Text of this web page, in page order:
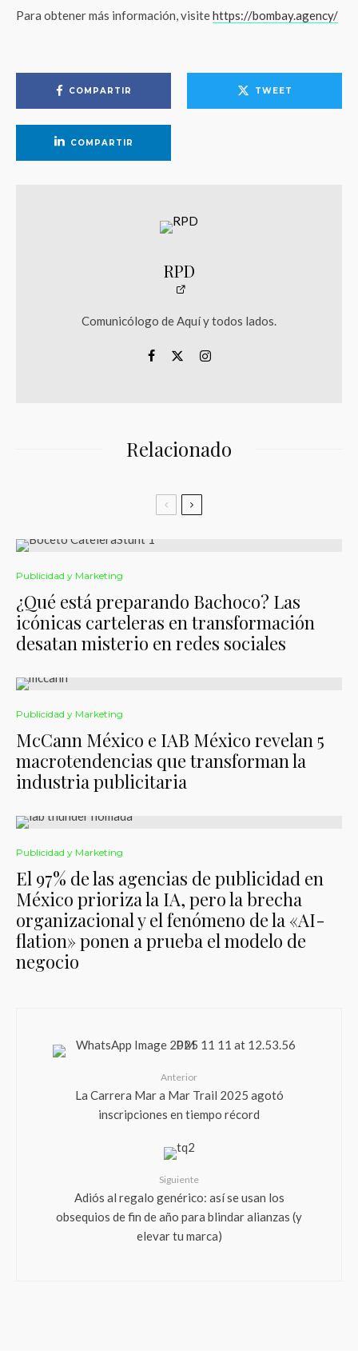
Para obtener más información, visitehttps://bombay.agency/
COMPARTIR TWEET
COMPARTIR
RPD
Comunicólogo de Aquí y todos lados.
Relacionado
Publicidad y Marketing
¿Qué está preparando Bachoco? Las
icónicas carteleras en transformación
desatan misterio en redes sociales
Publicidad y Marketing
McCann México e IAB México revelan 5
macrotendencias que transforman la
industria publicitaria
Publicidad y Marketing
El 97% de las agencias de publicidad en
México prioriza la IA, pero la brecha
organizacional y el fenómeno de la «AI-
flation» ponen a prueba el modelo de
negocio
Anterior
La Carrera Mar a Mar Trail 2025 agotó
inscripciones en tiempo récord
Siguiente
Adiós al regalo genérico: así se usan los
obsequios de fin de año para blindar alianzas (y
elevar tu marca)